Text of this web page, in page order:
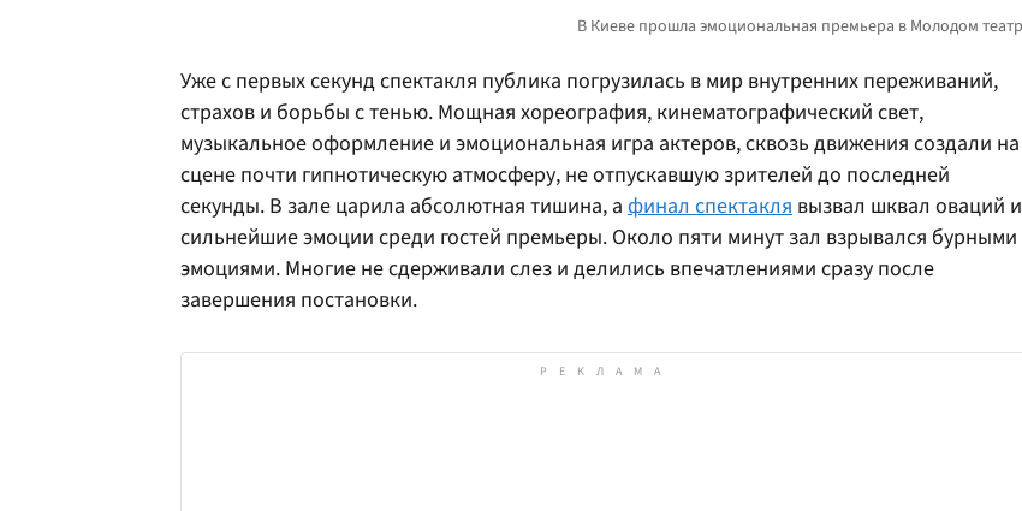
Уже с первых секунд спектакля публика погрузилась в мир внутренних переживаний,
страхов и борьбы с тенью. Мощная хореография, кинематографический свет,
музыкальное оформление и эмоциональная игра актеров, сквозь движения создали на
сцене почти гипнотическую атмосферу, не отпускавшую зрителей до последней
секунды. В зале царила абсолютная тишина, а финал спектакля вызвал шквал оваций и
сильнейшие эмоции среди гостей премьеры. Около пяти минут зал взрывался бурными
эмоциями. Многие не сдерживали слез и делились впечатлениями сразу после
завершения постановки.